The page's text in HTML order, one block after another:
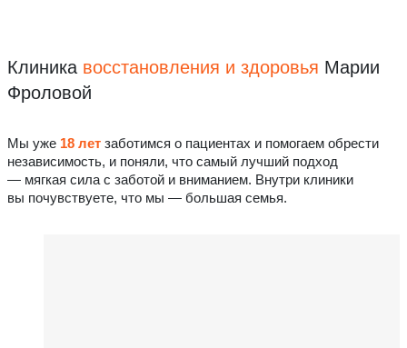
Клиника восстановления и здоровья Марии
Фроловой
Мы уже 18 лет заботимся о пациентах и помогаем обрести
независимость, и поняли, что самый лучший подход
— мягкая сила с заботой и вниманием. Внутри клиники
вы почувствуете, что мы — большая семья.